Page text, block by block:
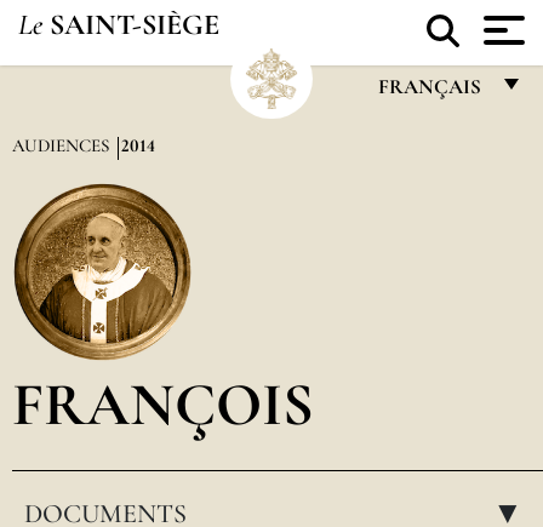
Le SAINT-SIÈGE
FRANÇAIS
العربيّة
AUDIENCES 2014
FRANÇOIS
DOCUMENTS ▸